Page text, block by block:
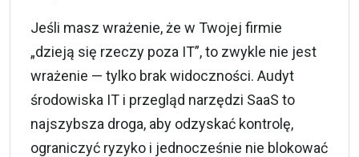
Jeśli masz wrażenie, że w Twojej firmie
„dzieją się rzeczy poza IT”, to zwykle nie jest
wrażenie — tylko brak widoczności. Audyt
środowiska IT i przegląd narzędzi SaaS to
najszybsza droga, aby odzyskać kontrolę,
ograniczyć ryzyko i jednocześnie nie blokować